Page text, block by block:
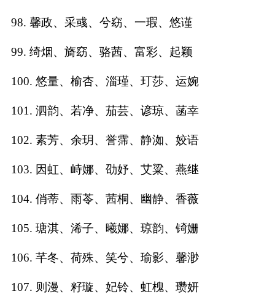
98. 馨政、采彧、兮窈、一瑕、悠谨
99. 绮烟、旖窈、骆茜、富彩、起颖
100. 悠量、榆杏、淄瑾、玎莎、运婉
101. 泗韵、若净、茄芸、谚琼、菡幸
102. 素芳、余玥、誉霈、静洳、姣语
103. 因虹、峙娜、劭妤、艾粱、燕继
104. 俏蒂、雨苓、茜桐、幽静、香薇
105. 瑭淇、浠子、曦娜、琼韵、锜姗
106. 芊冬、荷殊、笑兮、瑜影、馨渺
107. 则漫、籽璇、妃铃、虹槐、瓒妍